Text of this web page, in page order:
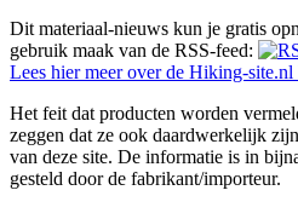
Dit materiaal-nieuws kun je gratis
gebruik maak van de RSS-feed:
Lees hier meer over de Hiking-site.nl
Het feit dat producten worden
zeggen dat ze ook daardwerkelijk
van deze site. De informatie is in
gesteld door de fabrikant/importeur.